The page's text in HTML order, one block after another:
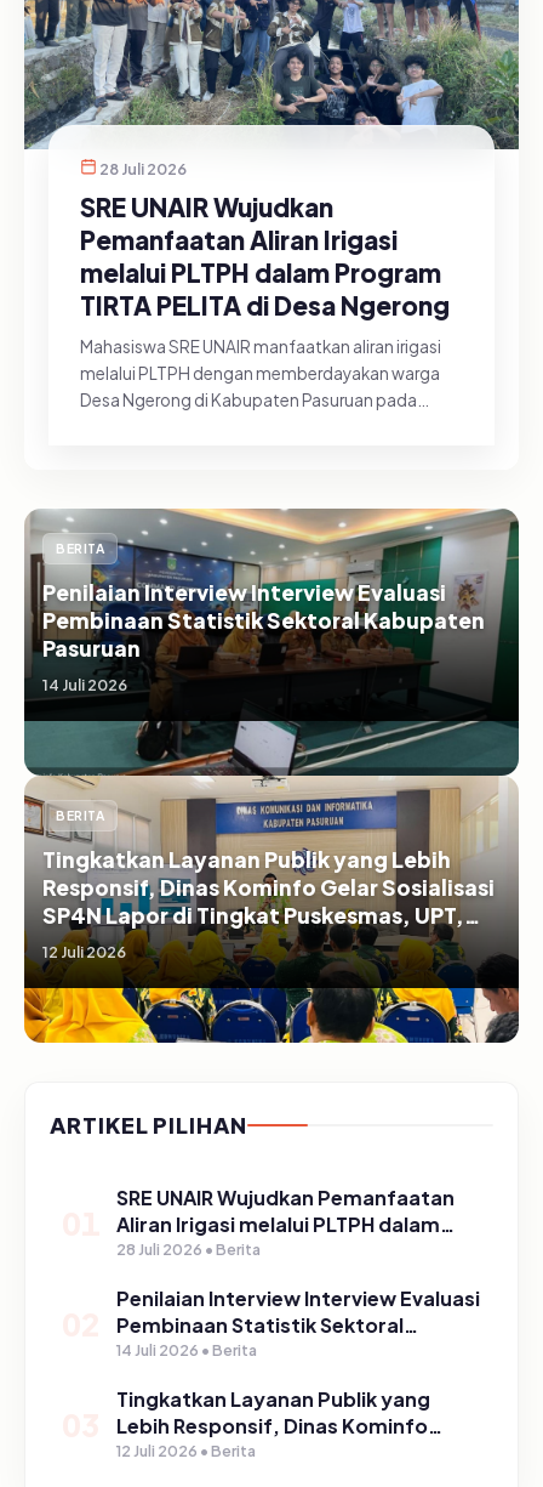
28 Juli 2026
SRE UNAIR Wujudkan
Pemanfaatan Aliran Irigasi
melalui PLTPH dalam Program
TIRTA PELITA di Desa Ngerong
Mahasiswa SRE UNAIR manfaatkan aliran irigasi
melalui PLTPH dengan memberdayakan warga
Desa Ngerong di Kabupaten Pasuruan pada
BERITA
Penilaian Interview Interview Evaluasi
Pembinaan Statistik Sektoral Kabupaten
Pasuruan
14 Juli 2026
BERITA
Tingkatkan Layanan Publik yang Lebih
Responsif, Dinas Kominfo Gelar Sosialisasi
SP4N Lapor di Tingkat Puskesmas, UPT,
serta SD/SMP di Kabupaten Pasuruan
12 Juli 2026
ARTIKEL PILIHAN
SRE UNAIR Wujudkan Pemanfaatan
Aliran Irigasi melalui PLTPH dalam
Program TIRTA PELITA di Desa
28 Juli 2026 • Berita
Penilaian Interview Interview Evaluasi
Pembinaan Statistik Sektoral
Kabupaten Pasuruan
14 Juli 2026 • Berita
Tingkatkan Layanan Publik yang
Lebih Responsif, Dinas Kominfo
Gelar Sosialisasi SP4N Lapor di
12 Juli 2026 • Berita